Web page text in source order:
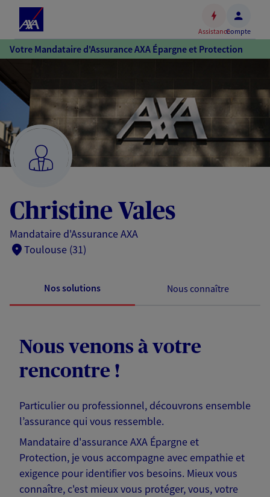
Accéder
au
Accéder
au
pied
de
page
AssistanceCompte
Votre Mandataire d'Assurance AXA Épargne et Protection
Christine Vales
Mandataire d'Assurance AXA
Toulouse (31)
Nos solutions Nous connaître
Nous venons à votre
rencontre !
Particulier ou professionnel, découvrons ensemble
l’assurance qui vous ressemble.
Mandataire d'assurance AXA Épargne et
Protection, je vous accompagne avec empathie et
exigence pour identifier vos besoins. Mieux vous
connaître, c'est mieux vous protéger, vous, votre